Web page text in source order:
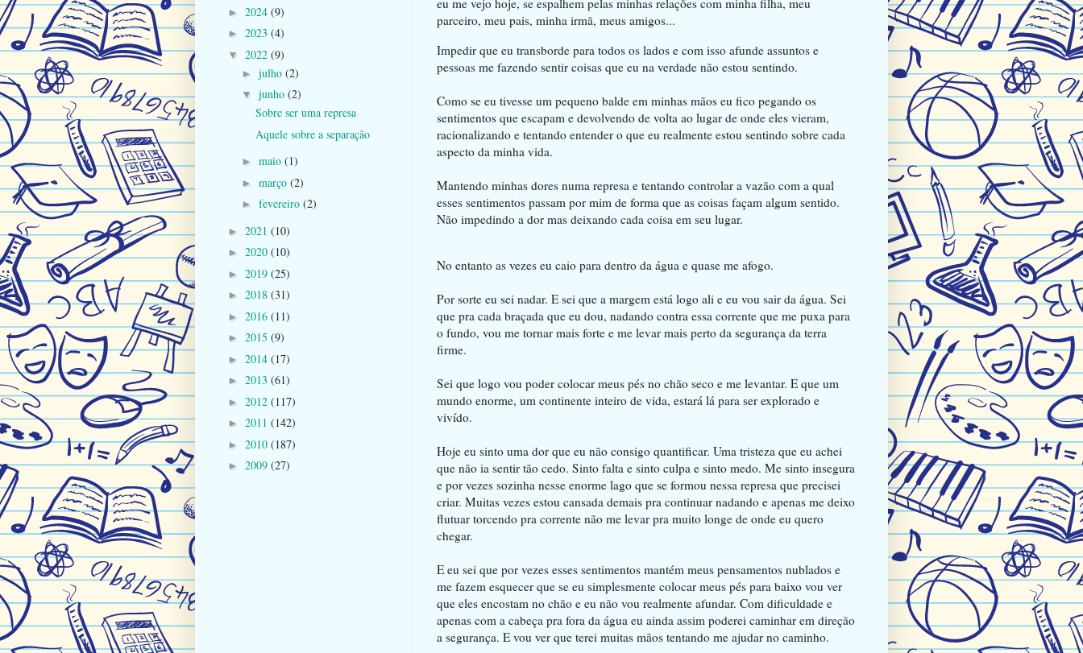
eu me vejo hoje, se espalhem pelas minhas relações com minha filha, meu
parceiro, meu pais, minha irmã, meus amigos...
Impedir que eu transborde para todos os lados e com isso afunde assuntos e
pessoas me fazendo sentir coisas que eu na verdade não estou sentindo.
Como se eu tivesse um pequeno balde em minhas mãos eu fico pegando os
sentimentos que escapam e devolvendo de volta ao lugar de onde eles vieram,
racionalizando e tentando entender o que eu realmente estou sentindo sobre cada
aspecto da minha vida.
Mantendo minhas dores numa represa e tentando controlar a vazão com a qual
esses sentimentos passam por mim de forma que as coisas façam algum sentido.
Não impedindo a dor mas deixando cada coisa em seu lugar.
No entanto as vezes eu caio para dentro da água e quase me afogo.
Por sorte eu sei nadar. E sei que a margem está logo ali e eu vou sair da água. Sei
que pra cada braçada que eu dou, nadando contra essa corrente que me puxa para
o fundo, vou me tornar mais forte e me levar mais perto da segurança da terra
firme.
Sei que logo vou poder colocar meus pés no chão seco e me levantar. E que um
mundo enorme, um continente inteiro de vida, estará lá para ser explorado e
vivído.
Hoje eu sinto uma dor que eu não consigo quantificar. Uma tristeza que eu achei
que não ia sentir tão cedo. Sinto falta e sinto culpa e sinto medo. Me sinto insegura
e por vezes sozinha nesse enorme lago que se formou nessa represa que precisei
criar. Muitas vezes estou cansada demais pra continuar nadando e apenas me deixo
flutuar torcendo pra corrente não me levar pra muito longe de onde eu quero
chegar.
E eu sei que por vezes esses sentimentos mantém meus pensamentos nublados e
me fazem esquecer que se eu simplesmente colocar meus pés para baixo vou ver
que eles encostam no chão e eu não vou realmente afundar. Com dificuldade e
apenas com a cabeça pra fora da água eu ainda assim poderei caminhar em direção
a segurança. E vou ver que terei muitas mãos tentando me ajudar no caminho.
► 2024 (9)
► 2023 (4)
▼ 2022 (9)
► julho (2)
▼ junho (2)
Sobre ser uma represa
Aquele sobre a separação
► maio (1)
► março (2)
► fevereiro (2)
► 2021 (10)
► 2020 (10)
► 2019 (25)
► 2018 (31)
► 2016 (11)
► 2015 (9)
► 2014 (17)
► 2013 (61)
► 2012 (117)
► 2011 (142)
► 2010 (187)
► 2009 (27)